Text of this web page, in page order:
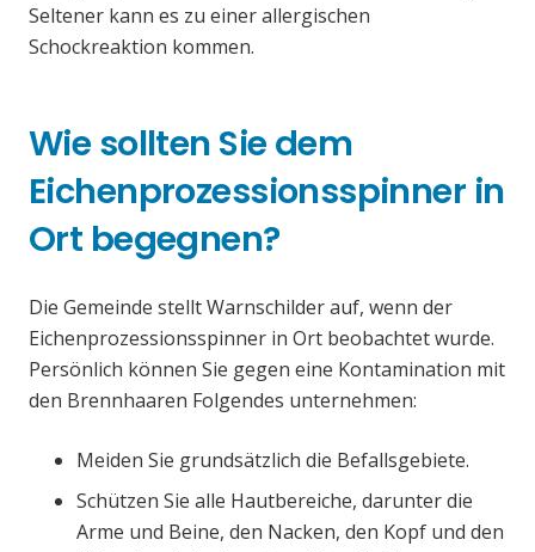
Seltener kann es zu einer allergischen
Schockreaktion kommen.
Wie sollten Sie dem
Eichenprozessionsspinner in
Ort begegnen?
Die Gemeinde stellt Warnschilder auf, wenn der
Eichenprozessionsspinner in Ort beobachtet wurde.
Persönlich können Sie gegen eine Kontamination mit
den Brennhaaren Folgendes unternehmen:
Meiden Sie grundsätzlich die Befallsgebiete.
Schützen Sie alle Hautbereiche, darunter die
Arme und Beine, den Nacken, den Kopf und den